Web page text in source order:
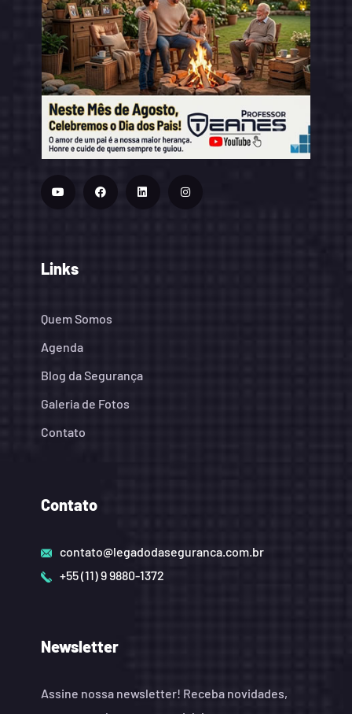
Links
Quem Somos
Agenda
Blog da Segurança
Galeria de Fotos
Contato
Contato
contato@legadodaseguranca.com.br
+55 (11) 9 9880-1372
Newsletter
Assine nossa newsletter! Receba novidades,